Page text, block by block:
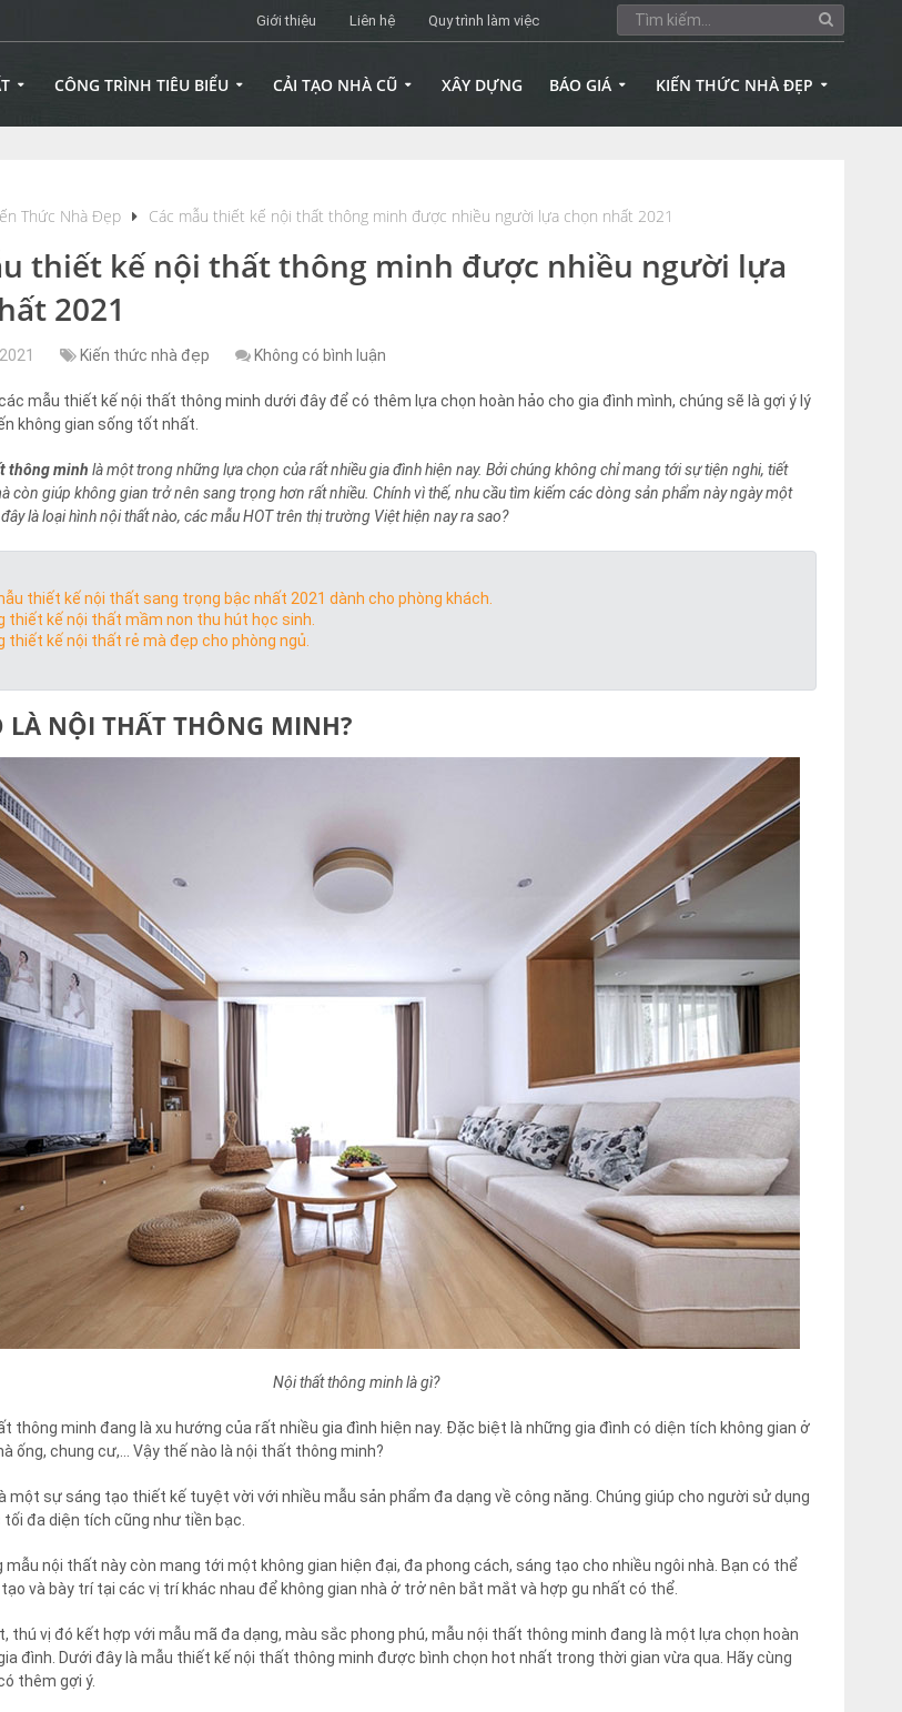
Giới thiệu Liên hệ Quy trình làm việc
CÔNG TRÌNH TIÊU BIỂU CẢI TẠO NHÀ CŨ XÂY DỰNG BÁO GIÁ KIẾN THỨC NHÀ ĐẸP
Thức Nhà Đẹp Các mẫu thiết kế nội thất thông minh được nhiều người lựa chọn nhất 2021
thiết kế nội thất thông minh được nhiều người lựa
2021
Kiến thức nhà đẹp Không có bình luận
mẫu thiết kế nội thất thông minh dưới đây để có thêm lựa chọn hoàn hảo cho gia đình mình, chúng sẽ là gợi ý lý
không gian sống tốt nhất.
thông minh là một trong những lựa chọn của rất nhiều gia đình hiện nay. Bởi chúng không chỉ mang tới sự tiện nghi, tiết
còn giúp không gian trở nên sang trọng hơn rất nhiều. Chính vì thế, nhu cầu tìm kiếm các dòng sản phẩm này ngày một
là loại hình nội thất nào, các mẫu HOT trên thị trường Việt hiện nay ra sao?
thiết kế nội thất sang trọng bậc nhất 2021 dành cho phòng khách.
thiết kế nội thất mầm non thu hút học sinh.
thiết kế nội thất rẻ mà đẹp cho phòng ngủ.
LÀ NỘI THẤT THÔNG MINH?
Nội thất thông minh là gì?
thông minh đang là xu hướng của rất nhiều gia đình hiện nay. Đặc biệt là những gia đình có diện tích không gian ở
ống, chung cư,… Vậy thế nào là nội thất thông minh?
một sự sáng tạo thiết kế tuyệt vời với nhiều mẫu sản phẩm đa dạng về công năng. Chúng giúp cho người sử dụng
đa diện tích cũng như tiền bạc.
mẫu nội thất này còn mang tới một không gian hiện đại, đa phong cách, sáng tạo cho nhiều ngôi nhà. Bạn có thể
và bày trí tại các vị trí khác nhau để không gian nhà ở trở nên bắt mắt và hợp gu nhất có thể.
thú vị đó kết hợp với mẫu mã đa dạng, màu sắc phong phú, mẫu nội thất thông minh đang là một lựa chọn hoàn
đình. Dưới đây là mẫu thiết kế nội thất thông minh được bình chọn hot nhất trong thời gian vừa qua. Hãy cùng
thêm gợi ý.